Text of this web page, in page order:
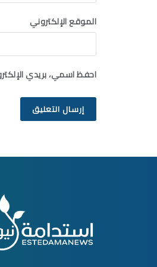
الموقع الإلكتروني
احفظ اسمي، بريدي